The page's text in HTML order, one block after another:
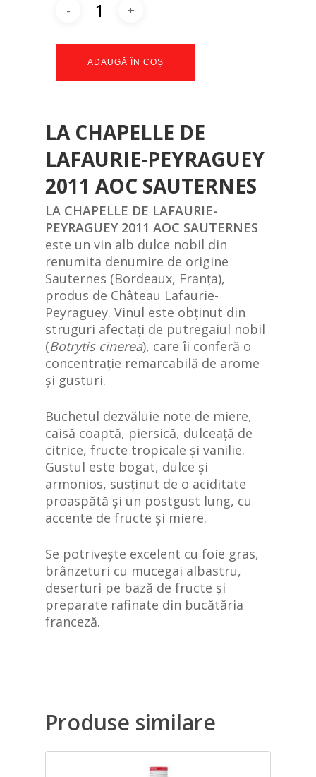
ADAUGĂ ÎN COȘ
LA CHAPELLE DE
LAFAURIE-PEYRAGUEY
2011 AOC SAUTERNES
LA CHAPELLE DE LAFAURIE-
PEYRAGUEY 2011 AOC SAUTERNES
este un vin alb dulce nobil din
renumita denumire de origine
Sauternes (Bordeaux, Franța),
produs de Château Lafaurie-
Peyraguey. Vinul este obținut din
struguri afectați de putregaiul nobil
(Botrytis cinerea), care îi conferă o
concentrație remarcabilă de arome
și gusturi.
Buchetul dezvăluie note de miere,
caisă coaptă, piersică, dulceață de
citrice, fructe tropicale și vanilie.
Gustul este bogat, dulce și
armonios, susținut de o aciditate
proaspătă și un postgust lung, cu
accente de fructe și miere.
Se potrivește excelent cu foie gras,
brânzeturi cu mucegai albastru,
deserturi pe bază de fructe și
preparate rafinate din bucătăria
franceză.
Produse similare